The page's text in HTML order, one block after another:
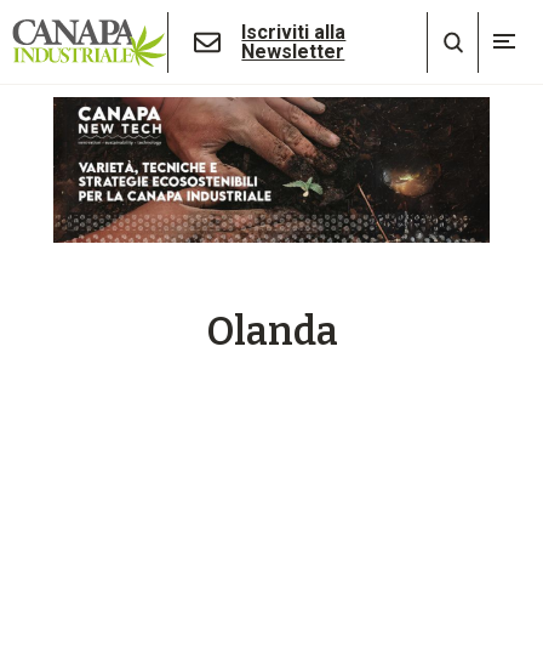
Iscriviti alla
Newsletter
Olanda